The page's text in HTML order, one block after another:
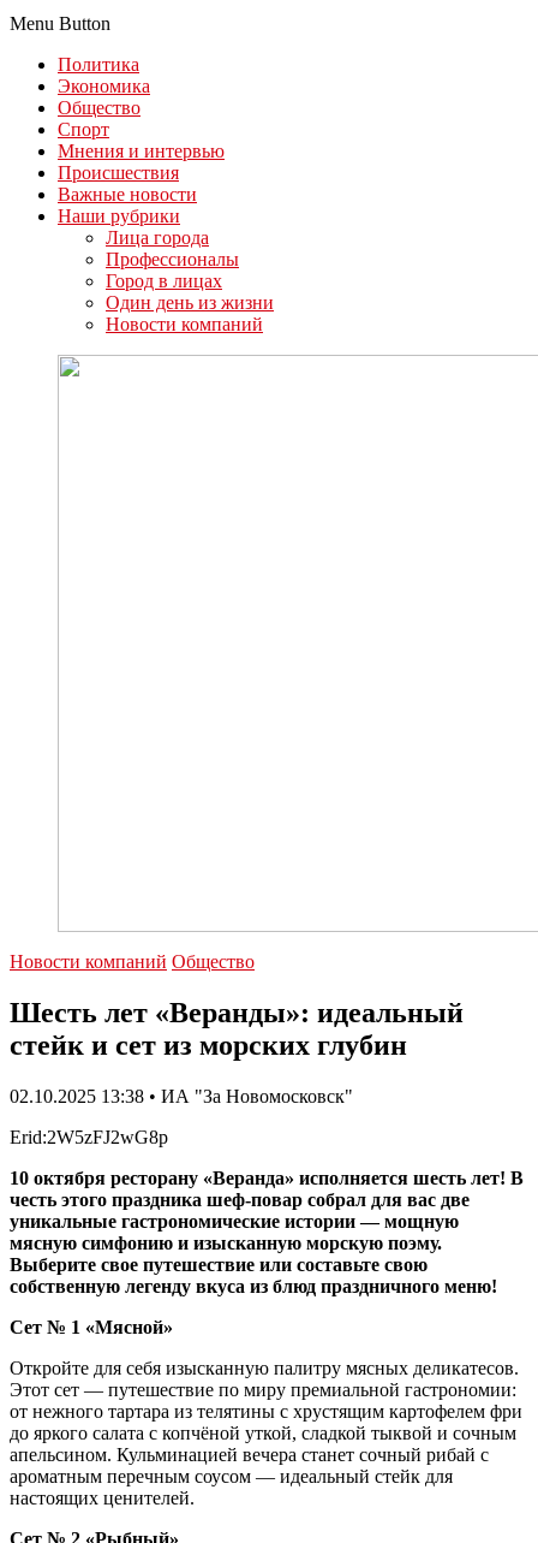
Menu Button
Политика
Экономика
Общество
Спорт
Мнения и интервью
Происшествия
Важные новости
Наши рубрики
Лица города
Профессионалы
Город в лицах
Один день из жизни
Новости компаний
Новости компаний Общество
Шесть лет «Веранды»: идеальный
стейк и сет из морских глубин
02.10.2025 13:38 • ИА "За Новомосковск"
Erid:2W5zFJ2wG8p
10 октября ресторану «Веранда» исполняется шесть лет! В
честь этого праздника шеф-повар собрал для вас две
уникальные гастрономические истории — мощную
мясную симфонию и изысканную морскую поэму.
Выберите свое путешествие или составьте свою
собственную легенду вкуса из блюд праздничного меню!
Сет № 1 «Мясной»
Откройте для себя изысканную палитру мясных деликатесов.
Этот сет — путешествие по миру премиальной гастрономии:
от нежного тартара из телятины с хрустящим картофелем фри
до яркого салата с копчёной уткой, сладкой тыквой и сочным
апельсином. Кульминацией вечера станет сочный рибай с
ароматным перечным соусом — идеальный стейк для
настоящих ценителей.
Сет № 2 «Рыбный»